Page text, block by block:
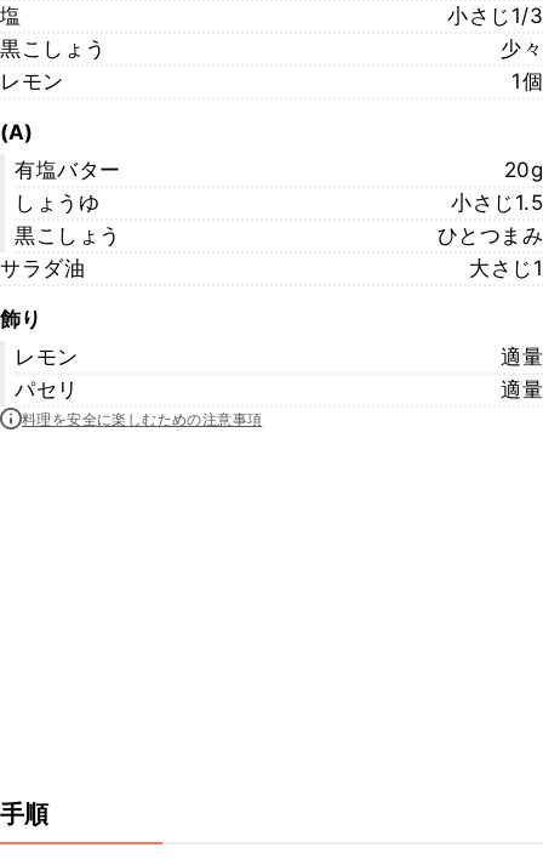
塩
小さじ1/3
黒こしょう
少々
レモン
1個
(A)
有塩バター
20g
しょうゆ
小さじ1.5
黒こしょう
ひとつまみ
サラダ油
大さじ1
飾り
レモン
適量
パセリ
適量
料理を安全に楽しむための注意事項
手順